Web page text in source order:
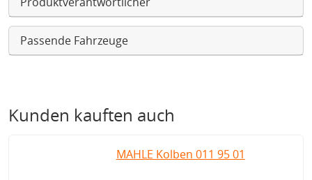
Passende Fahrzeuge
Kunden kauften auch
MAHLE Kolben 011 95 01